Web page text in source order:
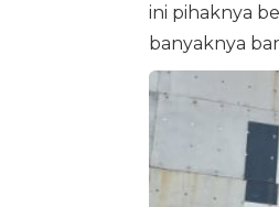
ini pihaknya
banyaknya